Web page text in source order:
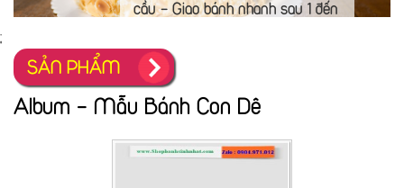
cầu - Giao bánh nhanh sau 1 đến
trước khi giao hàng. Hình thức
thanh toán đa dạng
;
SẢN PHẨM
Album - Mẫu Bánh Con Dê